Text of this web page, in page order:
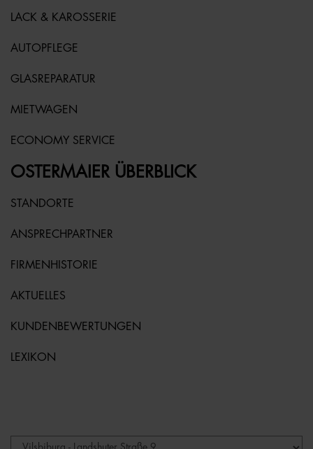
LACK & KAROSSERIE
AUTOPFLEGE
GLASREPARATUR
MIETWAGEN
ECONOMY SERVICE
OSTERMAIER ÜBERBLICK
STANDORTE
ANSPRECHPARTNER
FIRMENHISTORIE
AKTUELLES
KUNDENBEWERTUNGEN
LEXIKON